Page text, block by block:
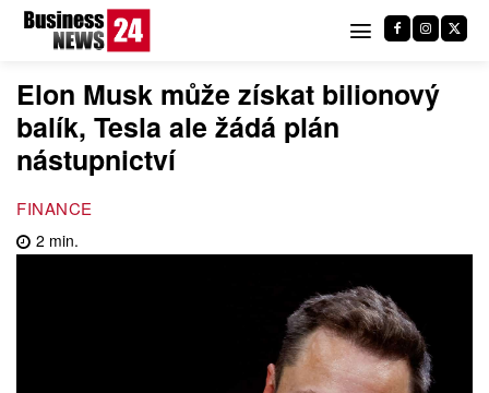
Elon Musk může získat bilionový
balík, Tesla ale žádá plán
nástupnictví
FINANCE
2 min.